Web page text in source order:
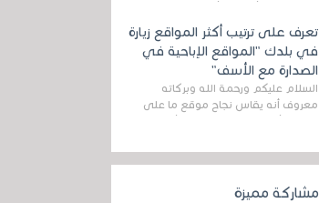
قنوات مميزة جدا تنقل العديد من البرامج
اله...
تعرف على ترتيب أكثر المواقع زيارة
في بلدك "المواقع الإباحية في
الصدارة مع الأسف"
السلام عليكم ورحمة الله وبركاته
معروف أنه يقاس نجاح موقع ما على
في...
مشاركة مميزة